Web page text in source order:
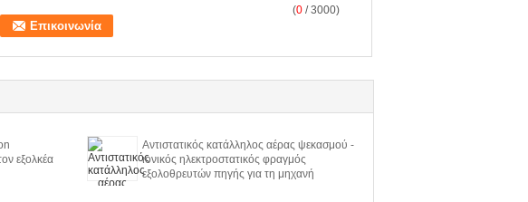
(0 / 3000)
εξολκέα
Αντιστατικός κατάλληλος αέρας ψεκασμού -
ιονικός ηλεκτροστατικός φραγμός
εξολοθρευτών πηγής για τη μηχανή